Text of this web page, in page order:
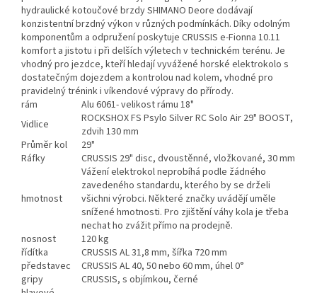
hydraulické kotoučové brzdy SHIMANO Deore dodávají
konzistentní brzdný výkon v různých podmínkách. Díky odolným
komponentům a odpružení poskytuje CRUSSIS e-Fionna 10.11
komfort a jistotu i při delších výletech v technickém terénu. Je
vhodný pro jezdce, kteří hledají vyvážené horské elektrokolo s
dostatečným dojezdem a kontrolou nad kolem, vhodné pro
pravidelný trénink i víkendové výpravy do přírody.
rám
Alu 6061- velikost rámu 18"
Vidlice
ROCKSHOX FS Psylo Silver RC Solo Air 29" BOOST,
zdvih 130 mm
Průměr kol
29"
Ráfky
CRUSSIS 29" disc, dvoustěnné, vložkované, 30 mm
hmotnost
Vážení elektrokol neprobíhá podle žádného
zavedeného standardu, kterého by se drželi
všichni výrobci. Některé značky uvádějí uměle
snížené hmotnosti. Pro zjištění váhy kola je třeba
nechat ho zvážit přímo na prodejně.
nosnost
120 kg
řídítka
CRUSSIS AL 31,8 mm, šířka 720 mm
představec
CRUSSIS AL 40, 50 nebo 60 mm, úhel 0°
gripy
CRUSSIS, s objímkou, černé